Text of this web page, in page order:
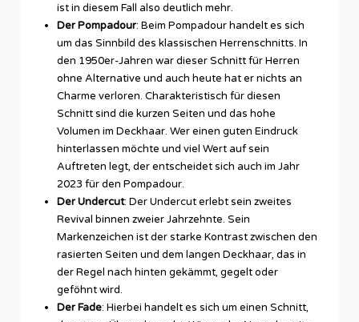
ist in diesem Fall also deutlich mehr.
Der Pompadour: Beim Pompadour handelt es sich
um das Sinnbild des klassischen Herrenschnitts. In
den 1950er-Jahren war dieser Schnitt für Herren
ohne Alternative und auch heute hat er nichts an
Charme verloren. Charakteristisch für diesen
Schnitt sind die kurzen Seiten und das hohe
Volumen im Deckhaar. Wer einen guten Eindruck
hinterlassen möchte und viel Wert auf sein
Auftreten legt, der entscheidet sich auch im Jahr
2023 für den Pompadour.
Der Undercut: Der Undercut erlebt sein zweites
Revival binnen zweier Jahrzehnte. Sein
Markenzeichen ist der starke Kontrast zwischen den
rasierten Seiten und dem langen Deckhaar, das in
der Regel nach hinten gekämmt, gegelt oder
geföhnt wird.
Der Fade: Hierbei handelt es sich um einen Schnitt,